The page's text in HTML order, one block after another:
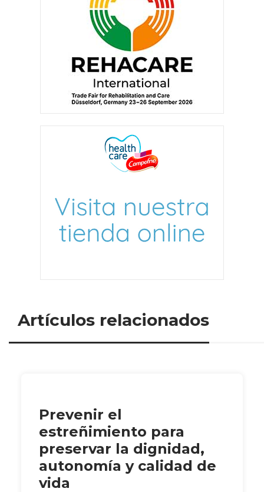
Artículos relacionados
Prevenir el
estreñimiento para
preservar la dignidad,
autonomía y calidad de
vida